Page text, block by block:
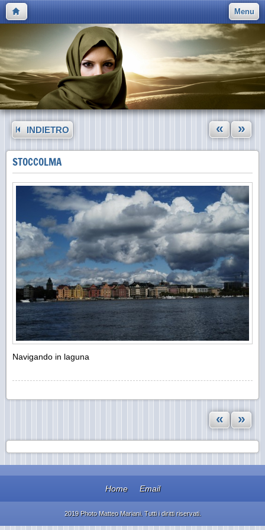
Menu
INDIETRO « »
STOCCOLMA
Navigando in laguna
« »
Home Email
2019 Photo Matteo Mariani. Tutti i diritti riservati.